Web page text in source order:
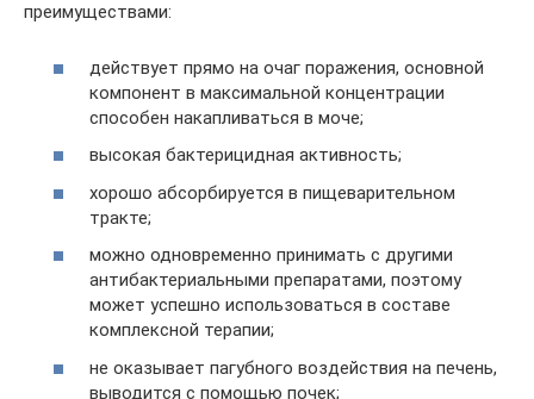
преимуществами:
действует прямо на очаг поражения, основной
компонент в максимальной концентрации
способен накапливаться в моче;
высокая бактерицидная активность;
хорошо абсорбируется в пищеварительном
тракте;
можно одновременно принимать с другими
антибактериальными препаратами, поэтому
может успешно использоваться в составе
комплексной терапии;
не оказывает пагубного воздействия на печень,
выводится с помощью почек;